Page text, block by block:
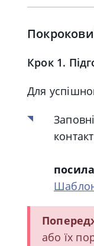
Крок 1.
Для
або їх